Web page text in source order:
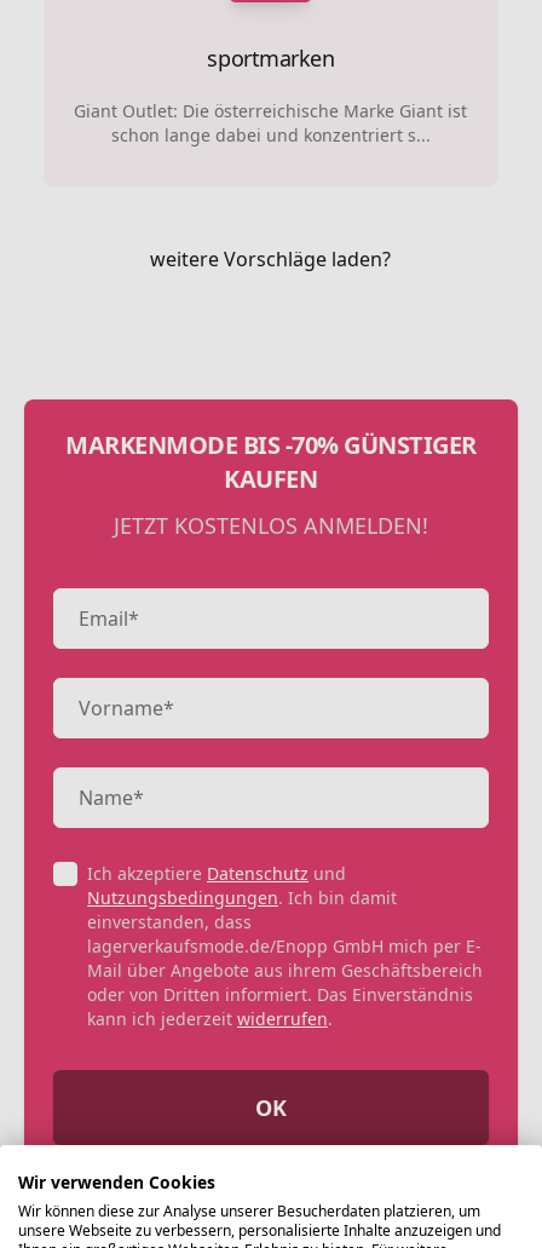
sportmarken
Giant Outlet: Die österreichische Marke Giant ist
schon lange dabei und konzentriert s...
weitere Vorschläge laden?
MARKENMODE BIS -70% GÜNSTIGER
KAUFEN
JETZT KOSTENLOS ANMELDEN!
Ich akzeptiere Datenschutz und
Nutzungsbedingungen. Ich bin damit
einverstanden, dass
lagerverkaufsmode.de/Enopp GmbH mich per E-
Mail über Angebote aus ihrem Geschäftsbereich
oder von Dritten informiert. Das Einverständnis
kann ich jederzeit widerrufen.
OK
Wir verwenden Cookies
Wir können diese zur Analyse unserer Besucherdaten platzieren, um
unsere Webseite zu verbessern, personalisierte Inhalte anzuzeigen und